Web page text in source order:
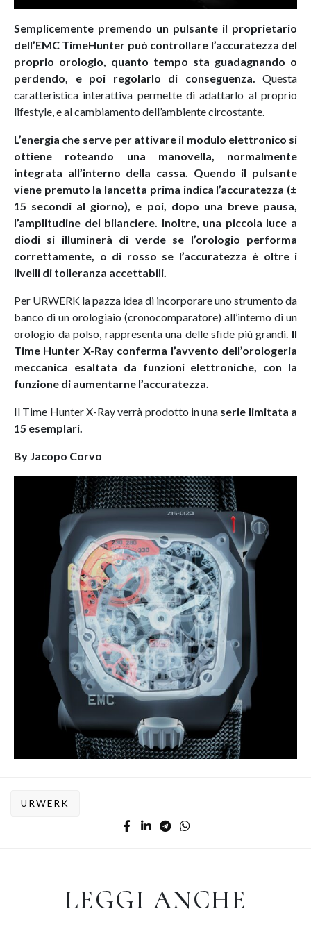
Semplicemente premendo un pulsante il proprietario
dell’EMC TimeHunter può controllare l’accuratezza del
proprio orologio, quanto tempo sta guadagnando o
perdendo, e poi regolarlo di conseguenza. Questa
caratteristica interattiva permette di adattarlo al proprio
lifestyle, e al cambiamento dell’ambiente circostante.
L’energia che serve per attivare il modulo elettronico si
ottiene roteando una manovella, normalmente
integrata all’interno della cassa. Quendo il pulsante
viene premuto la lancetta prima indica l’accuratezza (±
15 secondi al giorno), e poi, dopo una breve pausa,
l’amplitudine del bilanciere. Inoltre, una piccola luce a
diodi si illuminerà di verde se l’orologio performa
correttamente, o di rosso se l’accuratezza è oltre i
livelli di tolleranza accettabili.
Per URWERK la pazza idea di incorporare uno strumento da
banco di un orologiaio (cronocomparatore) all’interno di un
orologio da polso, rappresenta una delle sfide più grandi. Il
Time Hunter X-Ray conferma l’avvento dell’orologeria
meccanica esaltata da funzioni elettroniche, con la
funzione di aumentarne l’accuratezza.
Il Time Hunter X-Ray verrà prodotto in una serie limitata a
15 esemplari.
By Jacopo Corvo
URWERK
LEGGI ANCHE